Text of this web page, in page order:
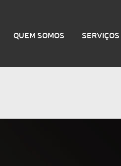
QUEM SOMOS SERVIÇOS